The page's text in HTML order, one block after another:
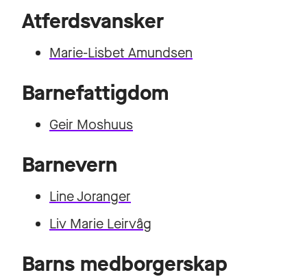
Atferdsvansker
Marie-Lisbet Amundsen
Barnefattigdom
Geir Moshuus
Barnevern
Line Joranger
Liv Marie Leirvåg
Barns medborgerskap